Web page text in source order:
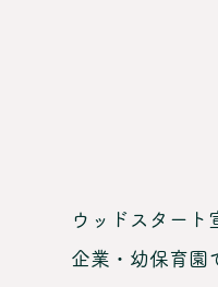
ウッドスタート
企業・幼保育園